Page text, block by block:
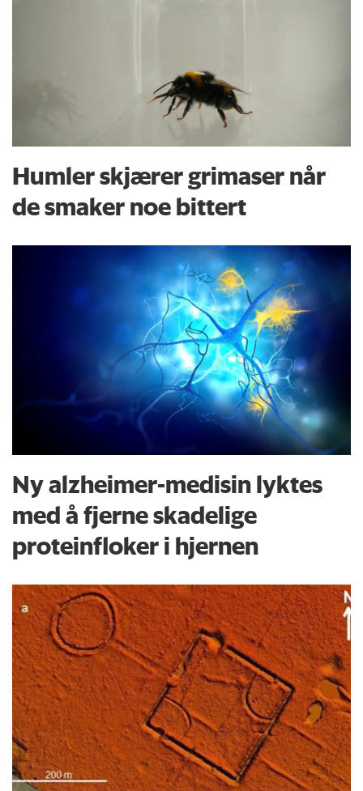
Humler skjærer grimaser når
de smaker noe bittert
Ny alzheimer-medisin lyktes
med å fjerne skadelige
proteinfloker i hjernen